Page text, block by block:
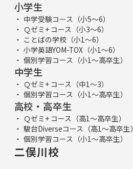
小学生
中学受験コース（小5～6）
Ｑゼミ+ コース（小3～6）
ことばの学校（小1～6）
小学英語YOM-TOX（小1～6）
個別学習コース（小1～高卒生）
中学生
Ｑゼミ+ コース（中1～3）
個別学習コース（小1～高卒生）
高校・高卒生
Ｑゼミ+ コース（高1～高卒生）
駿台Diverseコース（高1～高卒生）
個別学習コース（小1～高卒生）
二俣川校